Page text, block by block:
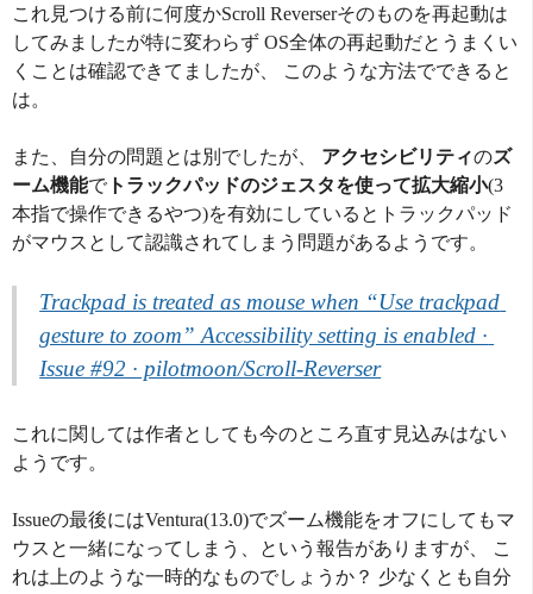
これ見つける前に何度かScroll Reverserそのものを再起動は
してみましたが特に変わらず OS全体の再起動だとうまくい
くことは確認できてましたが、 このような方法でできると
は。
また、自分の問題とは別でしたが、 アクセシビリティのズ
ーム機能で トラックパッドのジェスタを使って拡大縮小(3
本指で操作できるやつ)を有効にしているとトラックパッド
がマウスとして認識されてしまう問題があるようです。
Trackpad is treated as mouse when “Use trackpad
gesture to zoom” Accessibility setting is enabled ·
Issue #92 · pilotmoon/Scroll-Reverser
これに関しては作者としても今のところ直す見込みはない
ようです。
Issueの最後にはVentura(13.0)でズーム機能をオフにしてもマ
ウスと一緒になってしまう、という報告がありますが、 こ
れは上のような一時的なものでしょうか？ 少なくとも自分